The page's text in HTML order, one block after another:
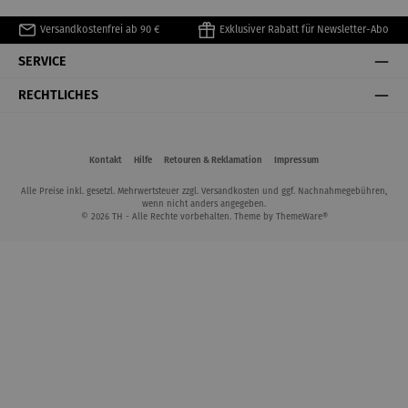
Versandkostenfrei ab 90 € Exklusiver Rabatt für Newsletter-Abo
SERVICE
RECHTLICHES
Kontakt Hilfe Retouren & Reklamation Impressum
Alle Preise inkl. gesetzl. Mehrwertsteuer zzgl. Versandkosten und ggf. Nachnahmegebühren,
wenn nicht anders angegeben.
© 2026 TH - Alle Rechte vorbehalten. Theme by ThemeWare®